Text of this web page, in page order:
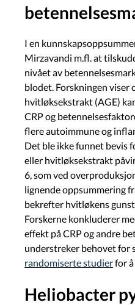
I en
Mirzavandi m.fl. at
nivået av
blodet. Forskningen viser
hvitløksekstrakt (AGE)
CRP og
flere autoimmune og
Det ble ikke funnet bevis
eller hvitløksekstrakt
6, som ved
lignende oppsummering
bekrefter hvitløkens
Forskerne konkluderer
effekt på CRP og andre
understreker behovet for
randomiserte studierfor
Heliobacter